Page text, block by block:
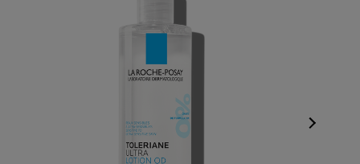
Panel